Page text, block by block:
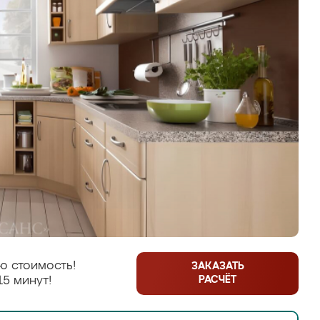
стоимость!
минут!
ЗАКАЗАТЬ
РАСЧЁТ